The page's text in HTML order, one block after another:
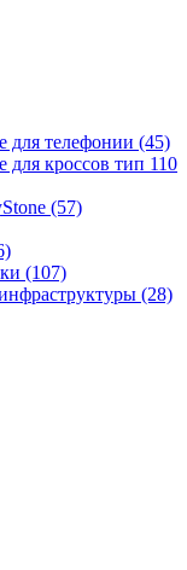
для телефонии (45)
для кроссов тип 110
(57)
(107)
(28)